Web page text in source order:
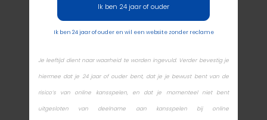
Ik ben 24 jaar of ouder
Ik ben 24 jaar of ouder en wil een website zonder reclame
Je leeftijd dient naar waarheid te worden ingevuld. Verder bevestig je
hiermee dat je 24 jaar of ouder bent, dat je je bewust bent van de
risico’s van online kansspelen, en dat je momenteel niet bent
uitgesloten van deelname aan kansspelen bij online